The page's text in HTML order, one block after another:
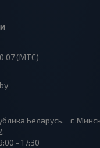
07 (МТС)
Беларусь, г.
- 17:30